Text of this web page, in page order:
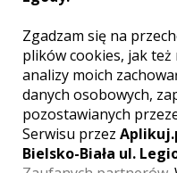
Maciej -
Białystok
2500 zł/
Ocena: 5,00 / 5
Poleceń: 86
Zgadzam się na
plików cookies, jak
analizy moich
danych osobowych,
pozostawianych
Serwisu przez
Bielsko-Biała ul.